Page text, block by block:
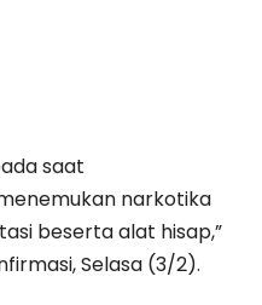
saat
narkotika
beserta alat hisap,”
Selasa (3/2).